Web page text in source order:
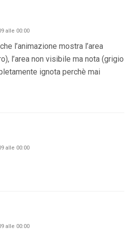
alle 00:00
l’animazione mostra l’area
l’area non visibile ma nota (grigio
ignota perchè mai
alle 00:00
alle 00:00